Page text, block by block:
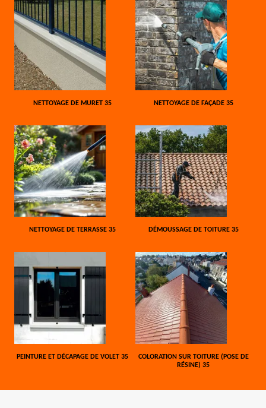
NETTOYAGE DE MURET 35 NETTOYAGE DE FAÇADE 35
NETTOYAGE DE TERRASSE 35 DÉMOUSSAGE DE TOITURE 35
PEINTURE ET DÉCAPAGE DE VOLET 35
COLORATION SUR TOITURE (POSE DE
RÉSINE) 35